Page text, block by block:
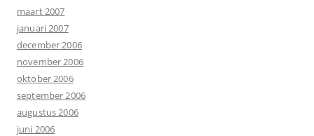
maart 2007
januari 2007
december 2006
november 2006
oktober 2006
september 2006
augustus 2006
juni 2006